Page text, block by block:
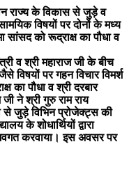
राज्य के विकास से जुड़े व
विषयों पर दोनों के मध्य
सांसद को रूद्राक्ष का पौधा व
व श्री महाराज जी के बीच
विषयों पर गहन विचार विमर्श
का पौधा व श्री दरबार
ने श्री गुरु राम राय
से जुड़े विभिन प्रोजेक्ट्स की
के शोधार्थियों द्वारा
अवगत करवाया। इस अवसर पर